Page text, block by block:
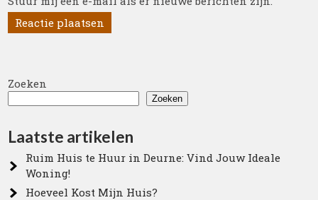
Zoeken
Zoeken
Laatste artikelen
Ruim Huis te Huur in Deurne: Vind Jouw Ideale
Woning!
Hoeveel Kost Mijn Huis?